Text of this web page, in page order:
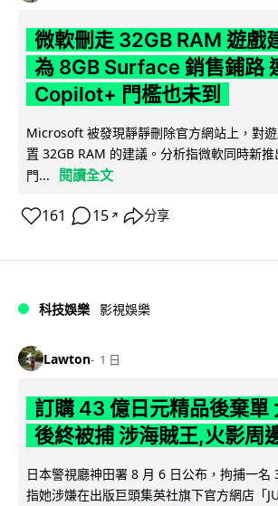
微軟刪走 32GB RAM 遊戲
為 8GB Surface 銷售鋪路
Copilot+ 門檻也未到
Microsoft 被發現靜靜刪除官方網站上，對
置 32GB RAM 的建議。分析指微軟同時新
門...
閱讀全文
161 15 ↗ 分享
科技娛樂 影視娛樂
Lawton 1 日
訂購 43 億日元精品後棄單
後終被捕 涉海賊王,火影周
日本警視廳神田署 8 月 6 日公布，拘捕一名
指她涉嫌在出版巨頭集英社旗下官方網店「